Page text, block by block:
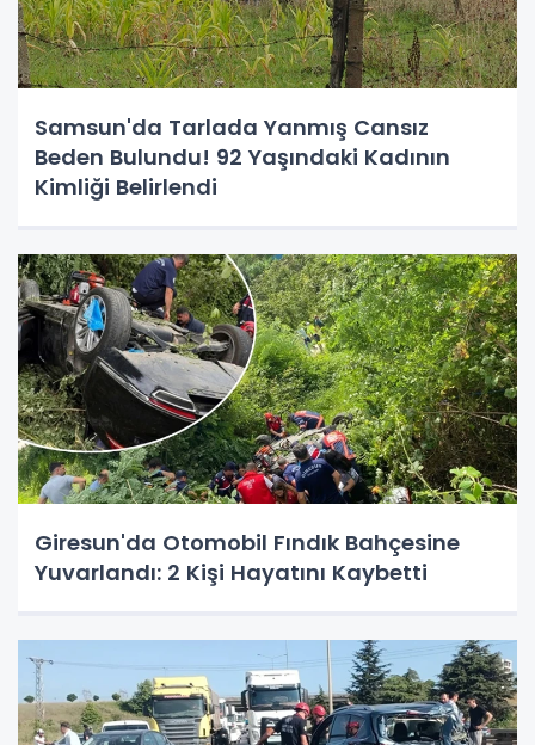
Samsun'da Tarlada Yanmış Cansız
Beden Bulundu! 92 Yaşındaki Kadının
Kimliği Belirlendi
Giresun'da Otomobil Fındık Bahçesine
Yuvarlandı: 2 Kişi Hayatını Kaybetti